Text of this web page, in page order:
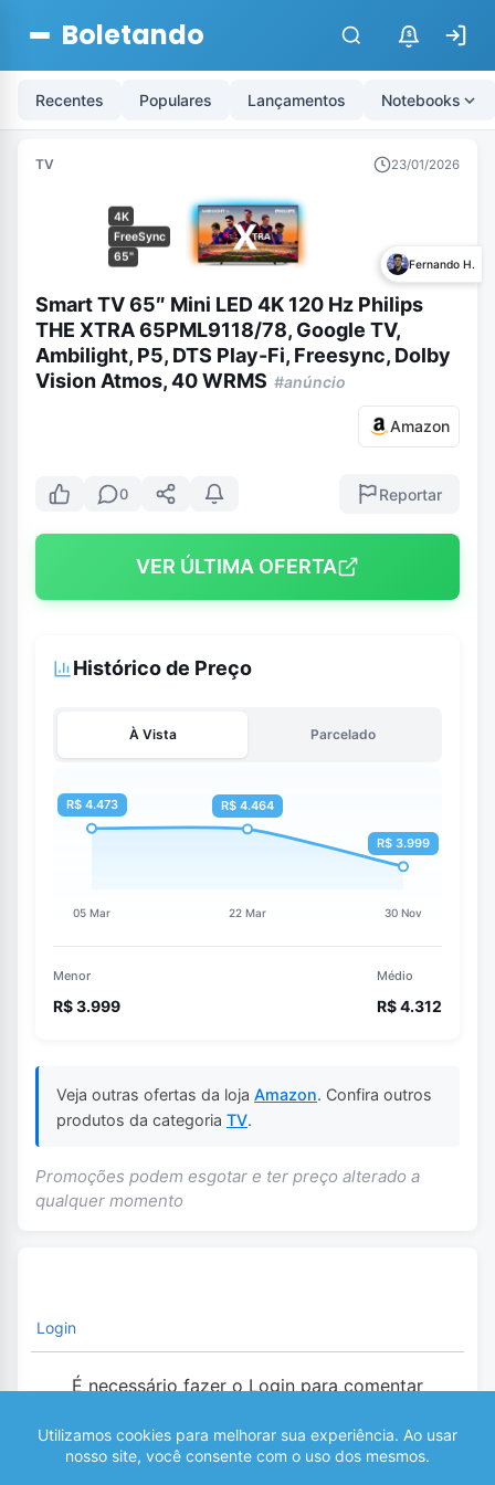
Boletando $
Recentes Populares Lançamentos Notebooks
TV 23/01/2026
4K
FreeSync
65"
Fernando H.
Smart TV 65″ Mini LED 4K 120 Hz Philips
THE XTRA 65PML9118/78, Google TV,
Ambilight, P5, DTS Play-Fi, Freesync, Dolby
Vision Atmos, 40 WRMS #anúncio
Amazon
0 Reportar
VER ÚLTIMA OFERTA
Histórico de Preço
À Vista Parcelado
Menor
R$ 3.999
Médio
R$ 4.312
Veja outras ofertas da loja Amazon. Confira outros
produtos da categoria TV.
Promoções podem esgotar e ter preço alterado a
qualquer momento
Login
É necessário fazer o Login para comentar
0 COMENTÁRIOS